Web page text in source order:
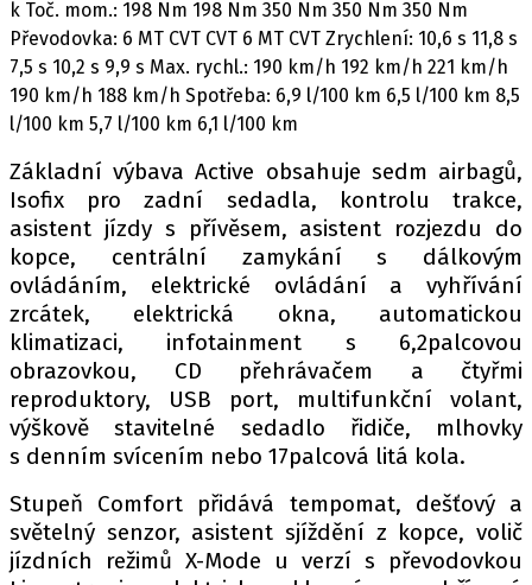
k Toč. mom.: 198 Nm 198 Nm 350 Nm 350 Nm 350 Nm
Převodovka: 6 MT CVT CVT 6 MT CVT Zrychlení: 10,6 s 11,8 s
7,5 s 10,2 s 9,9 s Max. rychl.: 190 km/h 192 km/h 221 km/h
190 km/h 188 km/h Spotřeba: 6,9 l/100 km 6,5 l/100 km 8,5
l/100 km 5,7 l/100 km 6,1 l/100 km
Základní výbava Active obsahuje sedm airbagů,
Isofix pro zadní sedadla, kontrolu trakce,
asistent jízdy s přívěsem, asistent rozjezdu do
kopce, centrální zamykání s dálkovým
ovládáním, elektrické ovládání a vyhřívání
zrcátek, elektrická okna, automatickou
klimatizaci, infotainment s 6,2palcovou
obrazovkou, CD přehrávačem a čtyřmi
reproduktory, USB port, multifunkční volant,
výškově stavitelné sedadlo řidiče, mlhovky
s denním svícením nebo 17palcová litá kola.
Stupeň Comfort přidává tempomat, dešťový a
světelný senzor, asistent sjíždění z kopce, volič
jízdních režimů X-Mode u verzí s převodovkou